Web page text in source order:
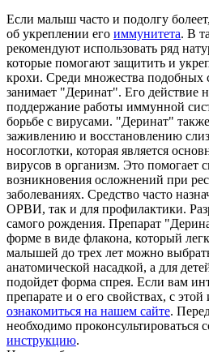
Если малыш часто и подолгу
об укреплении его иммунитета. В
рекомендуют использовать ряд
которые помогают защитить и
крохи. Среди множества подобных
занимает "Деринат". Его действие
поддержание работы иммунной
борьбе с вирусами. "Деринат"
заживлению и восстановлению
носоглотки, которая является
вирусов в организм. Это помогает
возникновения осложнений при
заболеваниях. Средство часто
ОРВИ, так и для профилактики.
самого рождения. Препарат
форме в виде флакона, который
малышей до трех лет можно
анатомической насадкой, а для
подойдет форма спрея. Если вам
препарате и о его свойствах, с
ознакомиться на нашем сайте.
необходимо проконсультироваться
инструкцию.